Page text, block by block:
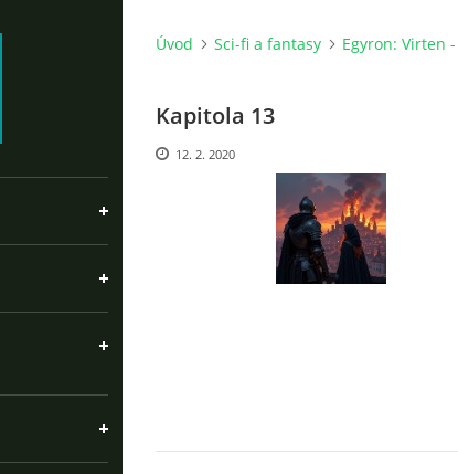
Úvod Sci-fi a fantasy Egyron: Virten
Kapitola 13
12. 2. 2020